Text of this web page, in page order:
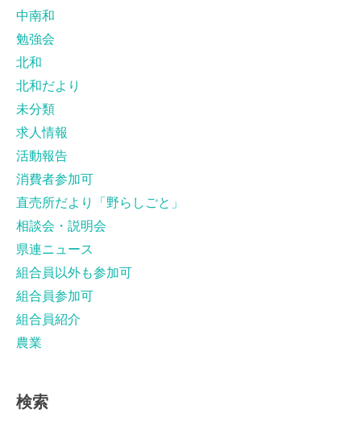
中南和
勉強会
北和
北和だより
未分類
求人情報
活動報告
消費者参加可
直売所だより「野らしごと」
相談会・説明会
県連ニュース
組合員以外も参加可
組合員参加可
組合員紹介
農業
検索